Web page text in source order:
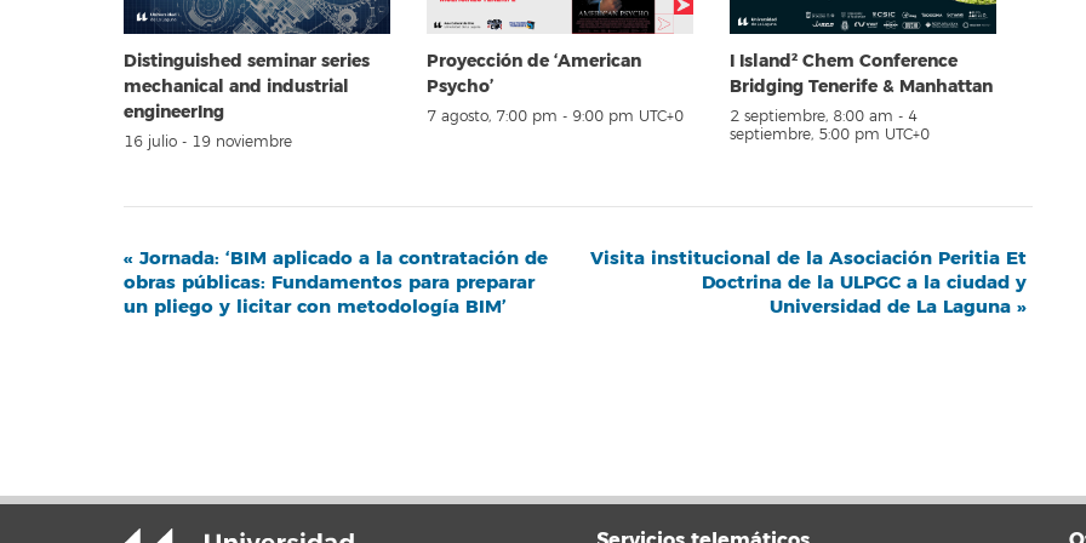
Distinguished seminar series
mechanical and industrial
engineerIng
16 julio - 19 noviembre
Proyección de ‘American
Psycho’
7 agosto, 7:00 pm - 9:00 pm UTC+0
I Island² Chem Conference
Bridging Tenerife & Manhattan
2 septiembre, 8:00 am - 4
septiembre, 5:00 pm UTC+0
Navegación
del
« Jornada: ‘BIM aplicado a la contratación de
obras públicas: Fundamentos para preparar
un pliego y licitar con metodología BIM’
Visita institucional de la Asociación Peritia Et
Doctrina de la ULPGC a la ciudad y
Universidad de La Laguna »